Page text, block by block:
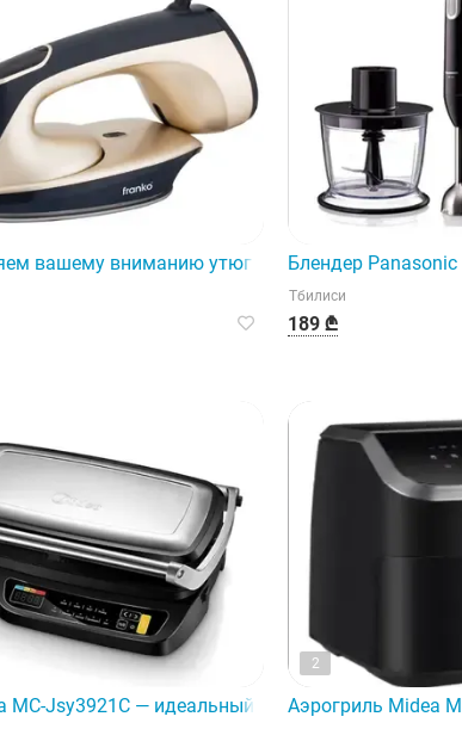
Intel.
вашему вниманию утюг Franko FSI-9049,
Блендер Panasonic
Тбилиси
189 ₾
MC-Jsy3921C — идеальный вариант для тех, кто
2
Аэрогриль Midea